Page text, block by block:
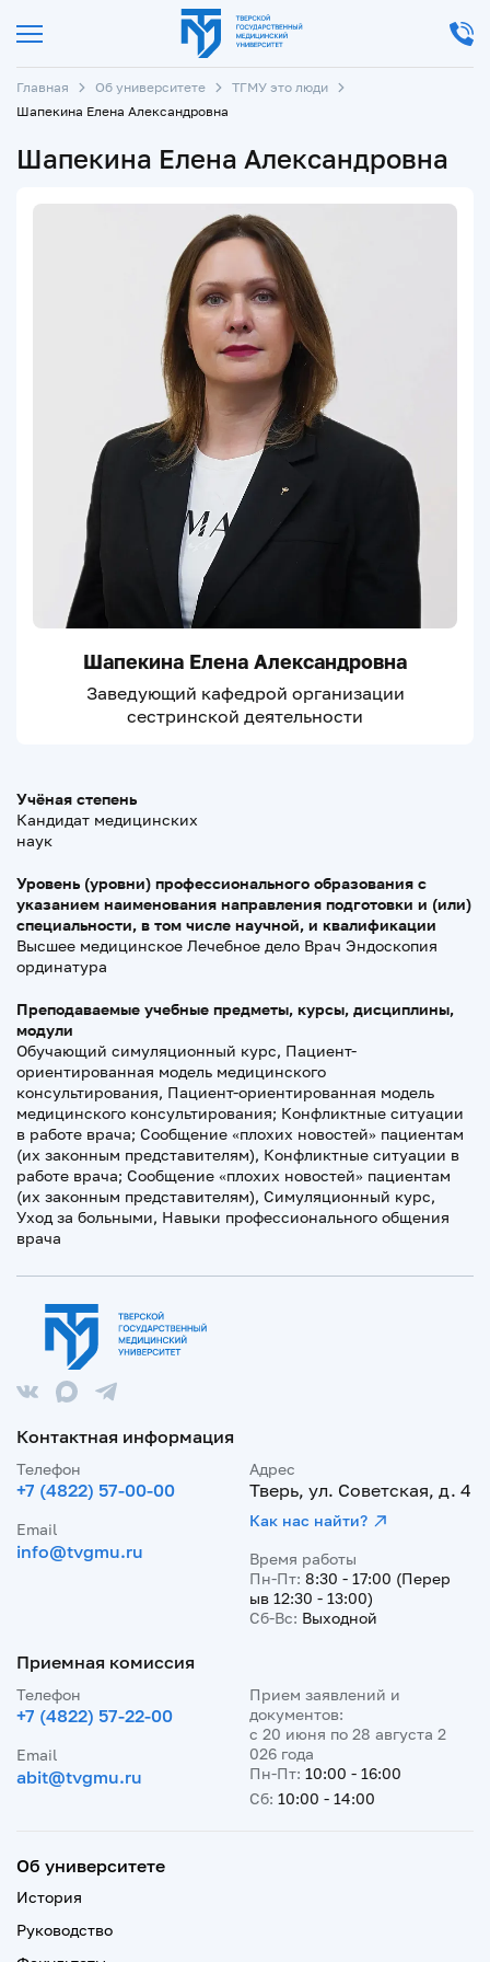
Главная Об университете
ТГМУ это люди
Шапекина Елена Александровна
Шапекина Елена Александровна
Шапекина Елена Александровна
Заведующий кафедрой организации
сестринской деятельности
Учёная степень
Кандидат медицинских
наук
Уровень (уровни) профессионального образования с
указанием наименования направления подготовки и (или)
специальности, в том числе научной, и квалификации
Высшее медицинское Лечебное дело Врач Эндоскопия
ординатура
Преподаваемые учебные предметы, курсы, дисциплины,
модули
Обучающий симуляционный курс, Пациент-
ориентированная модель медицинского
консультирования, Пациент-ориентированная модель
медицинского консультирования; Конфликтные ситуации
в работе врача; Сообщение «плохих новостей» пациентам
(их законным представителям), Конфликтные ситуации в
работе врача; Сообщение «плохих новостей» пациентам
(их законным представителям), Симуляционный курс,
Уход за больными, Навыки профессионального общения
врача
Контактная информация
Телефон
+7 (4822) 57-00-00
Email
info@tvgmu.ru
Адрес
Тверь, ул. Советская, д. 4
Как нас найти?
Время работы
Пн-Пт: 8:30 - 17:00 (Перер
ыв 12:30 - 13:00)
Сб-Вс: Выходной
Приемная комиссия
Телефон
+7 (4822) 57-22-00
Email
abit@tvgmu.ru
Прием заявлений и
документов:
с 20 июня по 28 августа 2
026 года
Пн-Пт: 10:00 - 16:00
Сб: 10:00 - 14:00
Об университете
История
Руководство